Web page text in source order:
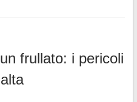
frullato: i pericoli